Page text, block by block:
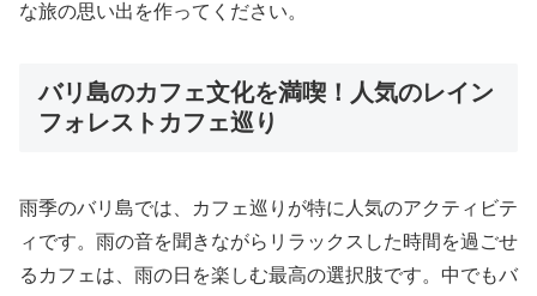
な旅の思い出を作ってください。
バリ島のカフェ文化を満喫！人気のレイン
フォレストカフェ巡り
雨季のバリ島では、カフェ巡りが特に人気のアクティビテ
ィです。雨の音を聞きながらリラックスした時間を過ごせ
るカフェは、雨の日を楽しむ最高の選択肢です。中でもバ